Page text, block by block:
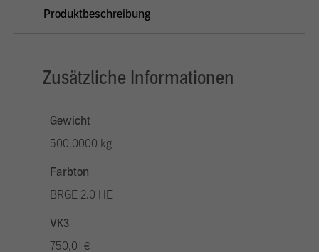
Produktbeschreibung
Zusätzliche Informationen
Gewicht
500,0000 kg
Farbton
BRGE 2.0 HE
VK3
750,01 €